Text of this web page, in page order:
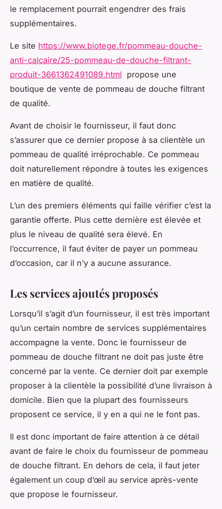
le remplacement pourrait engendrer des frais
supplémentaires.
Le site https://www.biotege.fr/pommeau-douche-
anti-calcaire/25-pommeau-de-douche-filtrant-
produit-3661362491089.html propose une
boutique de vente de pommeau de douche filtrant
de qualité.
Avant de choisir le fournisseur, il faut donc
s’assurer que ce dernier propose à sa clientèle un
pommeau de qualité irréprochable. Ce pommeau
doit naturellement répondre à toutes les exigences
en matière de qualité.
L’un des premiers éléments qui faille vérifier c’est la
garantie offerte. Plus cette dernière est élevée et
plus le niveau de qualité sera élevé. En
l’occurrence, il faut éviter de payer un pommeau
d’occasion, car il n’y a aucune assurance.
Les services ajoutés proposés
Lorsqu’il s’agit d’un fournisseur, il est très important
qu’un certain nombre de services supplémentaires
accompagne la vente. Donc le fournisseur de
pommeau de douche filtrant ne doit pas juste être
concerné par la vente. Ce dernier doit par exemple
proposer à la clientèle la possibilité d’une livraison à
domicile. Bien que la plupart des fournisseurs
proposent ce service, il y en a qui ne le font pas.
Il est donc important de faire attention à ce détail
avant de faire le choix du fournisseur de pommeau
de douche filtrant. En dehors de cela, il faut jeter
également un coup d’œil au service après-vente
que propose le fournisseur.